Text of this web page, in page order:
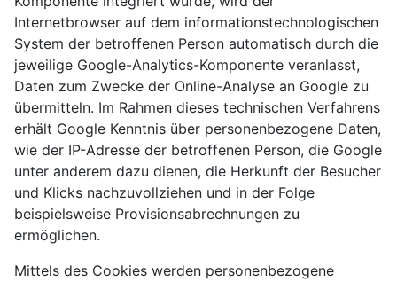
Internetbrowser auf dem informationstechnologischen
System der betroffenen Person automatisch durch die
jeweilige Google-Analytics-Komponente veranlasst,
Daten zum Zwecke der Online-Analyse an Google zu
übermitteln. Im Rahmen dieses technischen Verfahrens
erhält Google Kenntnis über personenbezogene Daten,
wie der IP-Adresse der betroffenen Person, die Google
unter anderem dazu dienen, die Herkunft der Besucher
und Klicks nachzuvollziehen und in der Folge
beispielsweise Provisionsabrechnungen zu
ermöglichen.
Mittels des Cookies werden personenbezogene